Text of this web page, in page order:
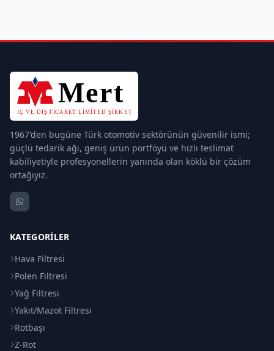
1967'den bugüne Türk otomotiv sektörünün güvenilir ismi;
güçlü tedarik ağı, geniş ürün portföyü ve hızlı teslimat
kabiliyetiyle profesyonellerin yanında olan köklü bir çözüm
ortağıyız.
KATEGORILER
Hava Filtresi
Polen Filtresi
Yağ Filtresi
Yakıt/Mazot Filtresi
Rotbaşı
Z-Rot